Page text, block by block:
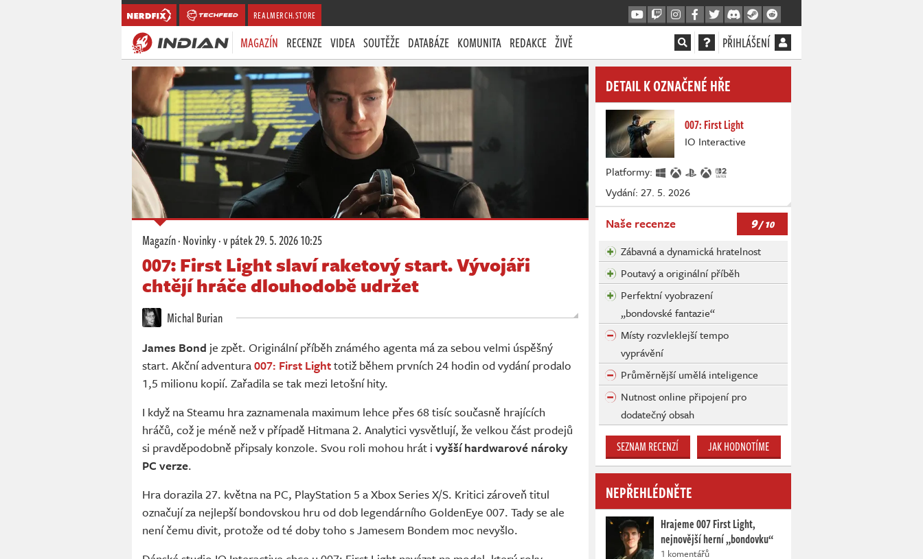
REALMERCH.STORE
MAGAZÍN RECENZE VIDEA SOUTĚŽE DATABÁZE KOMUNITA REDAKCE ŽIVĚ PŘIHLÁŠENÍ
Magazín·Novinky·v pátek29. 5. 2026 10:25
007: First Light slaví raketový start. Vývojáři
chtějí hráče dlouhodobě udržet
Michal Burian
James Bond je zpět. Originální příběh známého agenta má za sebou velmi úspěšný
start. Akční adventura007: First Lighttotiž během prvních 24 hodin od vydání prodalo
1,5 milionu kopií. Zařadila se tak mezi letošní hity.
I když na Steamu hra zaznamenala maximum lehce přes 68 tisíc současně hrajících
hráčů, což je méně než v případě Hitmana 2. Analytici vysvětlují, že velkou část prodejů
si pravděpodobně připsaly konzole. Svou roli mohou hrát i vyšší hardwarové nároky
PC verze.
Hra dorazila 27. května na PC, PlayStation 5 a Xbox Series X/S. Kritici zároveň titul
označují za nejlepší bondovskou hru od dob legendárního GoldenEye 007. Tady se ale
není čemu divit, protože od té doby toho s Jamesem Bondem moc nevyšlo.
DETAIL K OZNAČENÉ HŘE
007: First Light
IO Interactive
Platformy:
Vydání: 27. 5. 2026
Naše recenze 9/ 10
Zábavná a dynamická hratelnost
Poutavý a originální příběh
Perfektní vyobrazení
„bondovské fantazie“
Místy rozvleklejší tempo
vyprávění
Průměrnější umělá inteligence
Nutnost online připojení pro
dodatečný obsah
SEZNAM RECENZÍ JAK HODNOTÍME
NEPŘEHLÉDNĚTE
Hrajeme 007 First Light,
nejnovější herní „bondovku“
1 komentářů